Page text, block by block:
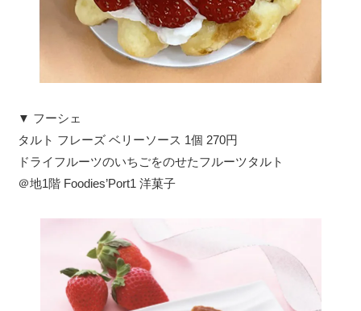
▼ フーシェ
タルト フレーズ ベリーソース 1個 270円
ドライフルーツのいちごをのせたフルーツタルト
＠地1階 Foodies’Port1 洋菓子